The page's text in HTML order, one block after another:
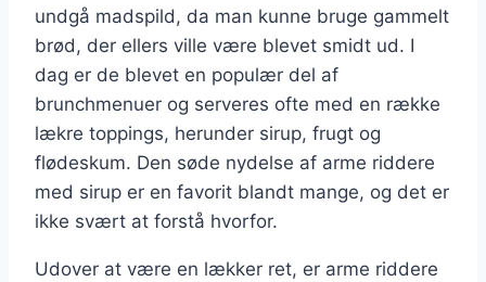
undgå madspild, da man kunne bruge gammelt
brød, der ellers ville være blevet smidt ud. I
dag er de blevet en populær del af
brunchmenuer og serveres ofte med en række
lækre toppings, herunder sirup, frugt og
flødeskum. Den søde nydelse af arme riddere
med sirup er en favorit blandt mange, og det er
ikke svært at forstå hvorfor.
Udover at være en lækker ret, er arme riddere